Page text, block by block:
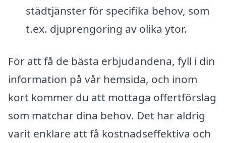
städtjänster för specifika behov, som
t.ex. djuprengöring av olika ytor.
För att få de bästa erbjudandena, fyll i din
information på vår hemsida, och inom
kort kommer du att mottaga offertförslag
som matchar dina behov. Det har aldrig
varit enklare att få kostnadseffektiva och